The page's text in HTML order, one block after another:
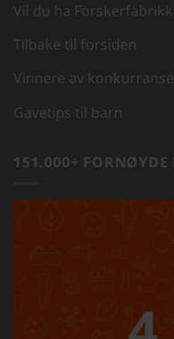
Vil du ha
Tilbake til forsiden
Vinnere av
Gavetips til barn
151.000+ FORNØYDE